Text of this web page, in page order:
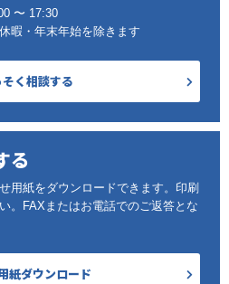
〜 17:30
暇・年末年始を除きます
そく相談する
る
用紙をダウンロードできます。印刷
。FAXまたはお電話でのご返答とな
紙ダウンロード